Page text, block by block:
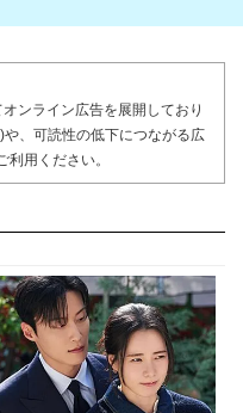
ンライン広告を展開しており
、可読性の低下につながる広
利用ください。